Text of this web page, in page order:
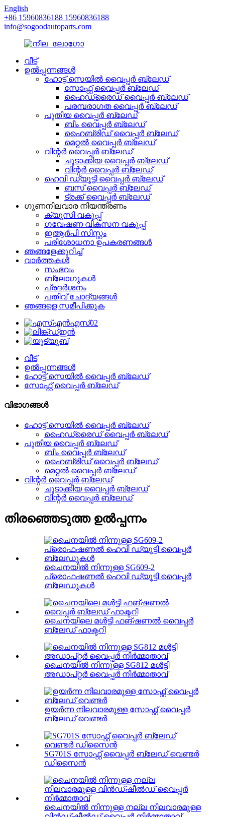
English
+86 15960836188 15960836188
info@sogoodautoparts.com
വീട്
ഉൽപ്പന്നങ്ങൾ
ഹോട്ട് സെയിൽ വൈപ്പർ ബ്ലേഡ്
സോഫ്റ്റ് വൈപ്പർ ബ്ലേഡ്
ഹൈഡ്രൈഡ് വൈപ്പർ ബ്ലേഡ്
പരമ്പരാഗത വൈപ്പർ ബ്ലേഡ്
പുതിയ വൈപ്പർ ബ്ലേഡ്
ബീം വൈപ്പർ ബ്ലേഡ്
ഹൈബ്രിഡ് വൈപ്പർ ബ്ലേഡ്
മെറ്റൽ വൈപ്പർ ബ്ലേഡ്
വിന്റർ വൈപ്പർ ബ്ലേഡ്
ചൂടാക്കിയ വൈപ്പർ ബ്ലേഡ്
വിന്റർ വൈപ്പർ ബ്ലേഡ്
ഹെവി ഡ്യൂട്ടി വൈപ്പർ ബ്ലേഡ്
ബസ് വൈപ്പർ ബ്ലേഡ്
ട്രക്ക് വൈപ്പർ ബ്ലേഡ്
ഗുണനിലവാര നിയന്ത്രണം
ക്യുസി വകുപ്പ്
ഗവേഷണ വികസന വകുപ്പ്
ഇആർപി സിസ്റ്റം
പരിശോധനാ ഉപകരണങ്ങൾ
ഞങ്ങളേക്കുറിച്ച്
വാർത്തകൾ
സംഭവം
ബ്ലോഗുകൾ
പ്രദർശനം
പതിവ് ചോദ്യങ്ങൾ
ഞങ്ങളെ സമീപിക്കുക
വീട്
ഉൽപ്പന്നങ്ങൾ
ഹോട്ട് സെയിൽ വൈപ്പർ ബ്ലേഡ്
സോഫ്റ്റ് വൈപ്പർ ബ്ലേഡ്
വിഭാഗങ്ങൾ
ഹോട്ട് സെയിൽ വൈപ്പർ ബ്ലേഡ്
ഹൈഡ്രൈഡ് വൈപ്പർ ബ്ലേഡ്
പുതിയ വൈപ്പർ ബ്ലേഡ്
ബീം വൈപ്പർ ബ്ലേഡ്
ഹൈബ്രിഡ് വൈപ്പർ ബ്ലേഡ്
മെറ്റൽ വൈപ്പർ ബ്ലേഡ്
വിന്റർ വൈപ്പർ ബ്ലേഡ്
ചൂടാക്കിയ വൈപ്പർ ബ്ലേഡ്
വിന്റർ വൈപ്പർ ബ്ലേഡ്
തിരഞ്ഞെടുത്ത ഉൽപ്പന്നം
ചൈനയിൽ നിന്നുള്ള SG609-2
പ്രൊഫഷണൽ ഹെവി ഡ്യൂട്ടി വൈപ്പർ
ബ്ലേഡുകൾ
ചൈനയിലെ മൾട്ടി ഫങ്ഷണൽ വൈപ്പർ
ബ്ലേഡ് ഫാക്ടറി
ചൈനയിൽ നിന്നുള്ള SG812 മൾട്ടി
അഡാപ്റ്റർ വൈപ്പർ നിർമ്മാതാവ്
ഉയർന്ന നിലവാരമുള്ള സോഫ്റ്റ് വൈപ്പർ
ബ്ലേഡ് വെണ്ടർ
SG701S സോഫ്റ്റ് വൈപ്പർ ബ്ലേഡ് വെണ്ടർ
ഡിസൈൻ
ചൈനയിൽ നിന്നുള്ള നല്ല നിലവാരമുള്ള